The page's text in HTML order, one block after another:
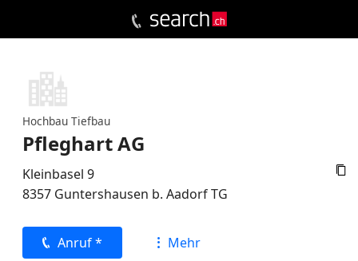
Hochbau Tiefbau
Pfleghart AG

Kleinbasel 9
8357 Guntershausen b. AadorfTG
Anruf * Mehr